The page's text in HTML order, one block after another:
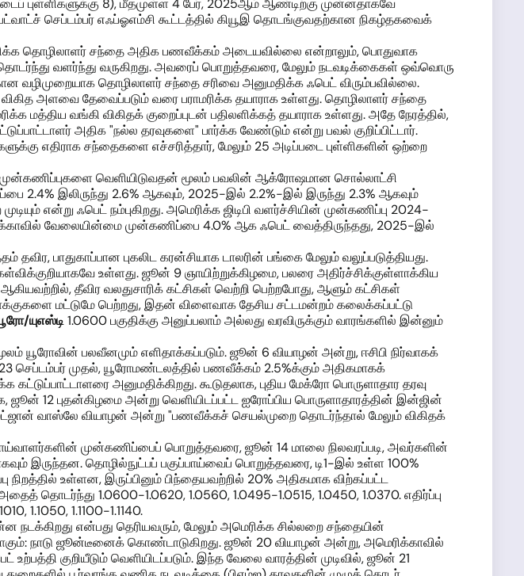
புள்ளிகளுக்கு 8), மீதமுள்ள 4 பேர், 2025ஆம் ஆண்டிற்கு முன்னதாகவே
செப்டம்பர் எஃப்ஓஎம்சி கூட்டத்தில் கியூஇ தொடங்குவதற்கான நிகழ்தகவைக்
தொழிலாளர் சந்தை அதிக பணவீக்கம் அடையவில்லை என்றாலும், பொதுவாக
வளர்ந்து வருகிறது. அவரைப் பொறுத்தவரை, மேலும் நடவடிக்கைகள் ஒவ்வொரு
தொழிலாளர் சந்தை சரிவை அனுமதிக்க ஃபெட் விரும்பவில்லை.
அளவை தேவைப்படும் வரை பராமரிக்க தயாராக உள்ளது. தொழிலாளர் சந்தை
வங்கி விகிதக் குறைப்புடன் பதிலளிக்கத் தயாராக உள்ளது. அதே நேரத்தில்,
அதிக "நல்ல தரவுகளை" பார்க்க வேண்டும் என்று பவல் குறிப்பிட்டார்.
எதிராக சந்தைகளை எச்சரித்தார், மேலும் 25 அடிப்படை புள்ளிகளின் ஒற்றை
முன்கணிப்புகளை வெளியிடுவதன் மூலம் பவலின் ஆக்ரோஷமான சொல்லாட்சி
இலிருந்து 2.6% ஆகவும், 2025-இல் 2.2%-இல் இருந்து 2.3% ஆகவும்
என்று ஃபெட் நம்புகிறது. அமெரிக்க ஜிடிபி வளர்ச்சியின் முன்கணிப்பு 2024-
வேலையின்மை முன்கணிப்பை 4.0% ஆக ஃபெட் வைத்திருந்தது, 2025-இல்
பாதுகாப்பான புகலிட கரன்சியாக டாலரின் பங்கை மேலும் வலுப்படுத்தியது.
உள்ளது. ஜூன் 9 ஞாயிற்றுக்கிழமை, பலரை அதிர்ச்சிக்குள்ளாக்கிய
தீவிர வலதுசாரிக் கட்சிகள் வெற்றி பெற்றபோது, ஆளும் கட்சிகள்
மட்டுமே பெற்றது, இதன் விளைவாக தேசிய சட்டமன்றம் கலைக்கப்பட்டு
/யுஎஸ்டி1.0600 பகுதிக்கு அனுப்பலாம் அல்லது வரவிருக்கும் வாரங்களில் இன்னும்
யூரோவின் பலவீனமும் எளிதாக்கப்படும். ஜூன் 6 வியாழன் அன்று, ஈசிபி நிர்வாகக்
செப்டம்பர் முதல், யூரோமண்டலத்தில் பணவீக்கம் 2.5%க்கும் அதிகமாகக்
அனுமதிக்கிறது. கூடுதலாக, புதிய மேக்ரோ பொருளாதார தரவு
12 புதன்கிழமை அன்று வெளியிடப்பட்ட ஐரோப்பிய பொருளாதாரத்தின் இன்ஜின்
போஸ்ட்ஜான் வாஸ்லே வியாழன் அன்று "பணவீக்கச் செயல்முறை தொடர்ந்தால் மேலும் விகிதக்
முன்கணிப்பைப் பொறுத்தவரை, ஜூன் 14 மாலை நிலவரப்படி, அவர்களின்
இருந்தன. தொழில்நுட்பப் பகுப்பாய்வைப் பொறுத்தவரை, டி1-இல் உள்ள 100%
உள்ளன, இருப்பினும் பிந்தையவற்றில் 20% அதிகமாக விற்கப்பட்ட
1.0600-1.0620, 1.0560, 1.0495-1.0515, 1.0450, 1.0370. எதிர்ப்பு
1.1050, 1.1100-1.1140.
என்பது தெரியவரும், மேலும் அமெரிக்க சில்லறை சந்தையின்
நாடு ஜூன்டீனைக் கொண்டாடுகிறது. ஜூன் 20 வியாழன் அன்று, அமெரிக்காவில்
குறியீடும் வெளியிடப்படும். இந்த வேலை வாரத்தின் முடிவில், ஜூன் 21